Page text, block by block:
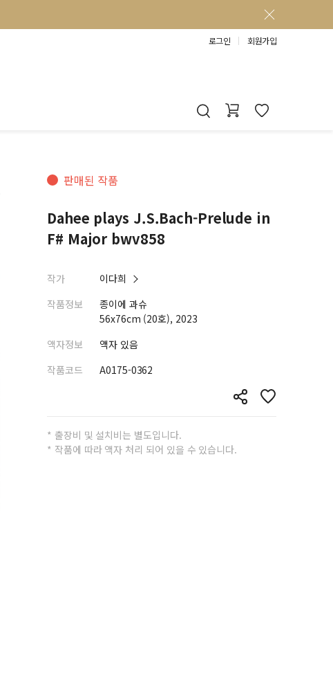
로그인 회원가입
판매된 작품
Dahee plays J.S.Bach-Prelude in
F# Major bwv858
작가
이다희
작품정보
종이에 과슈
56x76cm (20호), 2023
액자정보
액자 있음
작품코드
A0175-0362
* 출장비 및 설치비는 별도입니다.
* 작품에 따라 액자 처리 되어 있을 수 있습니다.